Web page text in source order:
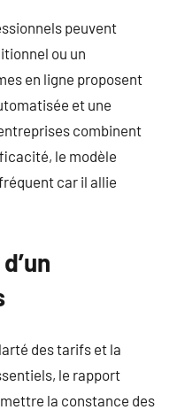
peuvent
ou un
en ligne proposent
et une
combinent
le modèle
car il allie
des tarifs et la
le rapport
la constance des